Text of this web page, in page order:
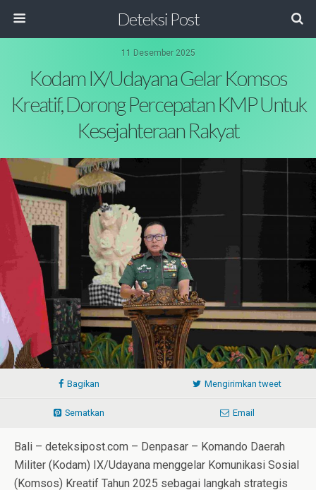
Deteksi Post
11 Desember 2025
Kodam IX/Udayana Gelar Komsos
Kreatif, Dorong Percepatan KMP Untuk
Kesejahteraan Rakyat
Bagikan Mengirimkan tweet
Sematkan Email
Bali – deteksipost.com – Denpasar – Komando Daerah
Militer (Kodam) IX/Udayana menggelar Komunikasi Sosial
(Komsos) Kreatif Tahun 2025 sebagai langkah strategis